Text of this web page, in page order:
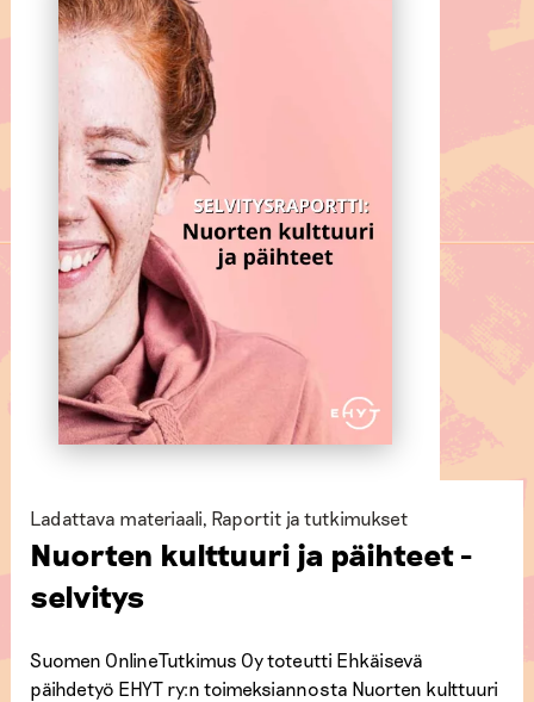
Ladattava materiaali, Raportit ja tutkimukset
Nuorten kulttuuri ja päihteet -
selvitys
Suomen OnlineTutkimus Oy toteutti Ehkäisevä
päihdetyö EHYT ry:n toimeksiannosta Nuorten kulttuuri